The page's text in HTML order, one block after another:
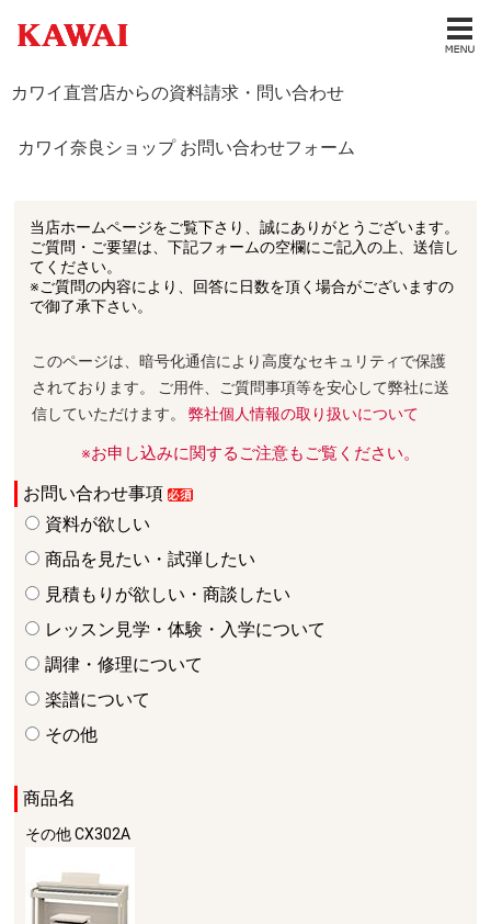
カワイ直営店からの資料請求・問い合わせ
カワイ奈良ショップ お問い合わせフォーム
当店ホームページをご覧下さり、誠にありがとうございます。
ご質問・ご要望は、下記フォームの空欄にご記入の上、送信し
てください。
※ご質問の内容により、回答に日数を頂く場合がございますの
で御了承下さい。
このページは、暗号化通信により高度なセキュリティで保護
されております。 ご用件、ご質問事項等を安心して弊社に送
信していただけます。弊社個人情報の取り扱いについて
※お申し込みに関するご注意もご覧ください。
お問い合わせ事項
資料が欲しい
商品を見たい・試弾したい
見積もりが欲しい・商談したい
レッスン見学・体験・入学について
調律・修理について
楽譜について
その他
商品名
その他 CX302A